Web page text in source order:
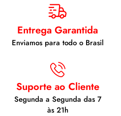
Entrega Garantida
Enviamos para todo o Brasil
Suporte ao Cliente
Segunda a Segunda das 7
às 21h